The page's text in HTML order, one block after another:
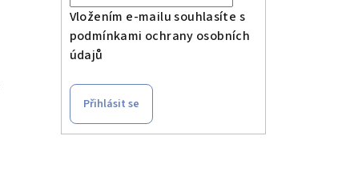
Vložením e-mailu souhlasíte s
podmínkami ochrany osobních
údajů
Přihlásit se